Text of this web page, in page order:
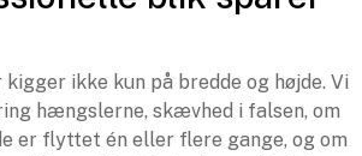
ikke kun på bredde og højde. Vi
hængslerne, skævhed i falsen, om
er flyttet én eller flere gange, og om